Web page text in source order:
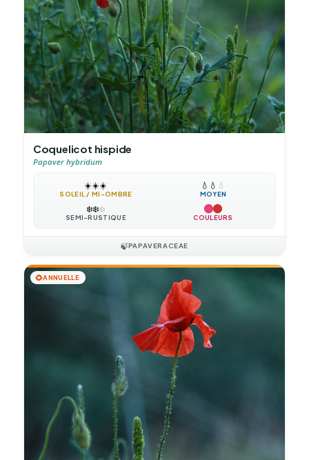
Coquelicot hispide
Papaver hybridum
☀️☀️☀️
SOLEIL / MI-OMBRE
💧 💧 💧
MOYEN
❄️❄️❄️
SEMI-RUSTIQUE COULEURS
🍃PAPAVERACEAE
🌻ANNUELLE